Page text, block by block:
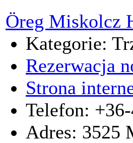
Öreg Miskolcz
Kategorie:
Rezerwacja
Strona
Telefon:
Adres: 3525